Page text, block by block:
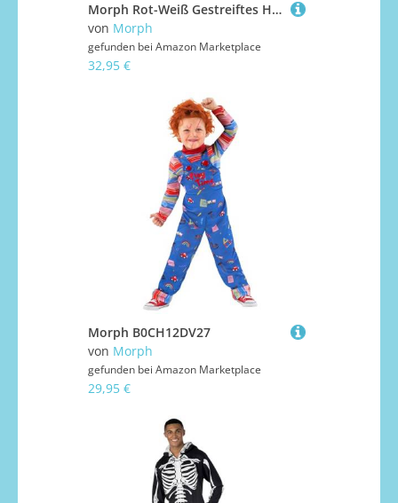
Morph Rot-Weiß Gestreiftes Hemd Kostüm, Hut und Runde Brille, Einfaches Buchcharakter Kostüm, XL
von Morph
gefunden bei Amazon Marketplace
32,95 €
Morph B0CH12DV27
von Morph
gefunden bei Amazon Marketplace
29,95 €